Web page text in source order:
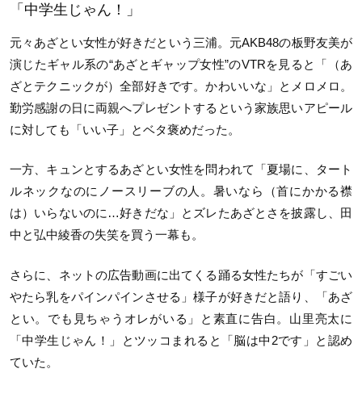
「中学生じゃん！」
元々あざとい女性が好きだという三浦。元AKB48の板野友美が
演じたギャル系の“あざとギャップ女性”のVTRを見ると「（あ
ざとテクニックが）全部好きです。かわいいな」とメロメロ。
勤労感謝の日に両親へプレゼントするという家族思いアピール
に対しても「いい子」とベタ褒めだった。
一方、キュンとするあざとい女性を問われて「夏場に、タート
ルネックなのにノースリーブの人。暑いなら（首にかかる襟
は）いらないのに…好きだな」とズレたあざとさを披露し、田
中と弘中綾香の失笑を買う一幕も。
さらに、ネットの広告動画に出てくる踊る女性たちが「すごい
やたら乳をパインパインさせる」様子が好きだと語り、「あざ
とい。でも見ちゃうオレがいる」と素直に告白。山里亮太に
「中学生じゃん！」とツッコまれると「脳は中2です」と認め
ていた。